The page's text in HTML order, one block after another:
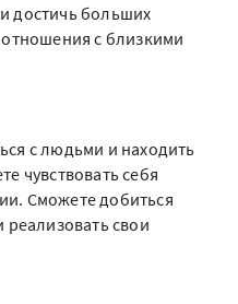
достичь больших
с близкими
с людьми и находить
чувствовать себя
Сможете добиться
реализовать свои